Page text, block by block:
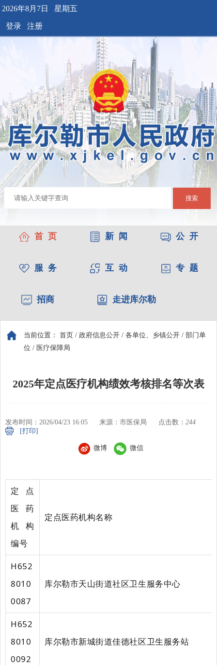
2026年8月7日 星期五
登录 注册
搜索
首 页 新 闻 公 开
服 务 互 动 专 题
招商 走进库尔勒
当前位置： 首页 / 政府信息公开 / 各单位、乡镇公开 / 部门单
位 / 医疗保障局
2025年定点医疗机构绩效考核排名等次表
发布时间：2026/04/23 16:05 来源：市医保局 点击数： 244
[打印]
微博 微信
定点
医药
机构
编号
定点医药机构名称
H652
8010
0087
库尔勒市天山街道社区卫生服务中心
H652
8010
0092
库尔勒市新城街道佳德社区卫生服务站